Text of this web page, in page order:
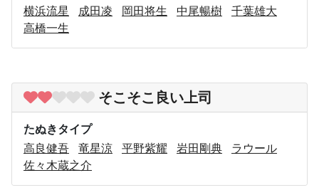
横浜流星
成田凌 岡田将生 中尾暢樹
千葉雄大
高橋一生
そこそこ良い上司
たぬきタイプ
高良健吾
竜星涼 平野紫耀 岩田剛典
ラウール
佐々木蔵之介